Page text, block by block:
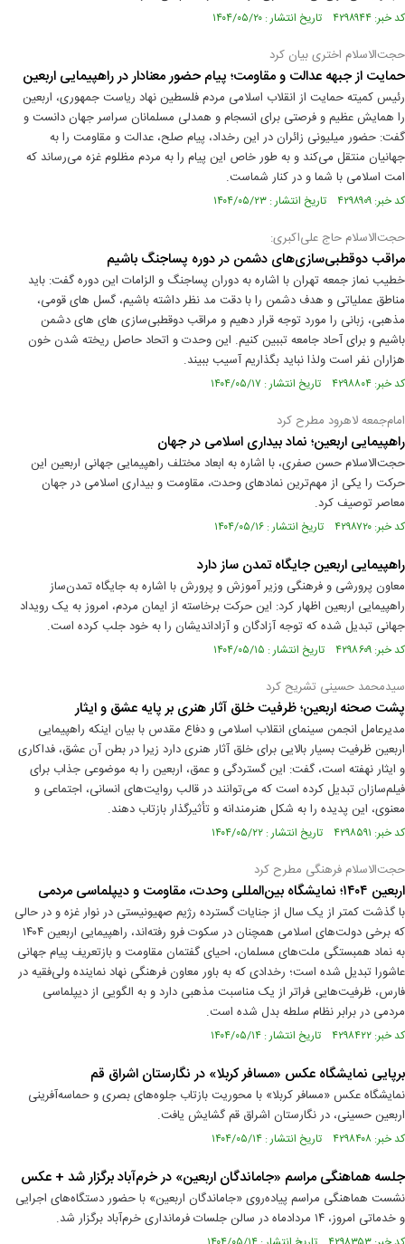
کد خبر: ۴۲۹۸۹۴۴ تاریخ انتشار : ۱۴۰۴/۰۵/۲۰
حجت‌الاسلام اختری بیان کرد
حمایت از جبهه عدالت و مقاومت؛ پیام حضور معنادار در راهپیمایی اربعین
رئیس کمیته حمایت از انقلاب اسلامی مردم فلسطین نهاد ریاست جمهوری، اربعین
را همایش عظیم و فرصتی برای انسجام و همدلی مسلمانان سراسر جهان دانست و
گفت: حضور میلیونی زائران در این رخداد، پیام صلح، عدالت و مقاومت را به
جهانیان منتقل می‌کند و به طور خاص این پیام را به مردم مظلوم غزه می‌رساند که
امت اسلامی با شما و در کنار شماست.
کد خبر: ۴۲۹۸۹۰۹ تاریخ انتشار : ۱۴۰۴/۰۵/۲۳
حجت‌الاسلام حاج علی‌اکبری:
مراقب دوقطبی‌سازی‌های دشمن در دوره پساجنگ باشیم
خطیب نماز جمعه تهران با اشاره به دوران پساجنگ و الزامات این دوره گفت: باید
مناطق عملیاتی و هدف دشمن را با دقت مد نظر داشته باشیم، گسل های قومی،
مذهبی، زبانی را مورد توجه قرار دهیم و مراقب دوقطبی‌سازی های های دشمن
باشیم و برای آحاد جامعه تببین کنیم. این وحدت و اتحاد حاصل ریخته شدن خون
هزاران نفر است ولذا نباید بگذاریم آسیب ببیند.
کد خبر: ۴۲۹۸۸۰۴ تاریخ انتشار : ۱۴۰۴/۰۵/۱۷
امام‌جمعه لاهرود مطرح کرد
راهپیمایی اربعین؛ نماد بیداری اسلامی در جهان
حجت‌الاسلام حسن صفری، با اشاره به ابعاد مختلف راهپیمایی جهانی اربعین این
حرکت را یکی از مهم‌ترین نماد‌های وحدت، مقاومت و بیداری اسلامی در جهان
معاصر توصیف کرد.
کد خبر: ۴۲۹۸۷۲۰ تاریخ انتشار : ۱۴۰۴/۰۵/۱۶
راهپیمایی اربعین جایگاه تمدن ساز دارد
معاون پرورشی و فرهنگی وزیر آموزش و پرورش با اشاره به جایگاه تمدن‌ساز
راهپیمایی اربعین اظهار کرد: این حرکت برخاسته از ایمان مردم، امروز به یک رویداد
جهانی تبدیل شده که توجه آزادگان و آزاداندیشان را به خود جلب کرده است.
کد خبر: ۴۲۹۸۶۰۹ تاریخ انتشار : ۱۴۰۴/۰۵/۱۵
سیدمحمد حسینی تشریح کرد
پشت صحنه اربعین؛ ظرفیت خلق آثار هنری بر پایه عشق و ایثار
مدیرعامل انجمن سینمای انقلاب اسلامی و دفاع مقدس با بیان اینکه راهپیمایی
اربعین ظرفیت بسیار بالایی برای خلق آثار هنری دارد زیرا در بطن آن عشق، فداکاری
و ایثار نهفته است، گفت: این گستردگی و عمق، اربعین را به موضوعی جذاب برای
فیلم‌سازان تبدیل کرده است که می‌توانند در قالب روایت‌های انسانی، اجتماعی و
معنوی، این پدیده را به شکل هنرمندانه و تأثیرگذار بازتاب دهند.
کد خبر: ۴۲۹۸۵۹۱ تاریخ انتشار : ۱۴۰۴/۰۵/۲۲
حجت‌الاسلام فرهنگی مطرح کرد
اربعین ۱۴۰۴؛ نمایشگاه بین‌المللی وحدت، مقاومت و دیپلماسی مردمی
با گذشت کمتر از یک سال از جنایات گسترده رژیم صهیونیستی در نوار غزه و در حالی
که برخی دولت‌های اسلامی همچنان در سکوت فرو رفته‌اند، راهپیمایی اربعین ۱۴۰۴
به نماد همبستگی ملت‌های مسلمان، احیای گفتمان مقاومت و بازتعریف پیام جهانی
عاشورا تبدیل شده است؛ رخدادی که به باور معاون فرهنگی نهاد نماینده ولی‌فقیه در
فارس، ظرفیت‌هایی فراتر از یک مناسبت مذهبی دارد و به الگویی از دیپلماسی
مردمی در برابر نظام سلطه بدل شده است.
کد خبر: ۴۲۹۸۴۲۲ تاریخ انتشار : ۱۴۰۴/۰۵/۱۴
برپایی نمایشگاه عکس «مسافر کربلا» در نگارستان اشراق قم
نمایشگاه عکس «مسافر کربلا» با محوریت بازتاب جلوه‌های بصری و حماسه‌آفرینی
اربعین حسینی، در نگارستان اشراق قم گشایش یافت.
کد خبر: ۴۲۹۸۴۰۸ تاریخ انتشار : ۱۴۰۴/۰۵/۱۴
جلسه هماهنگی مراسم «جاماندگان اربعین» در خرم‌آباد برگزار شد + عکس
نشست هماهنگی مراسم پیاده‌روی «جاماندگان اربعین» با حضور دستگاه‌های اجرایی
و خدماتی امروز، ۱۴ مردادماه در سالن جلسات فرمانداری خرم‌آباد برگزار شد.